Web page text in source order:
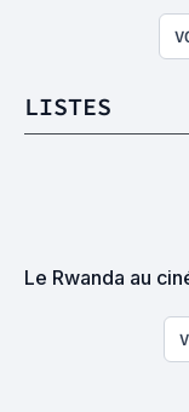
LISTES
Le Rwanda au